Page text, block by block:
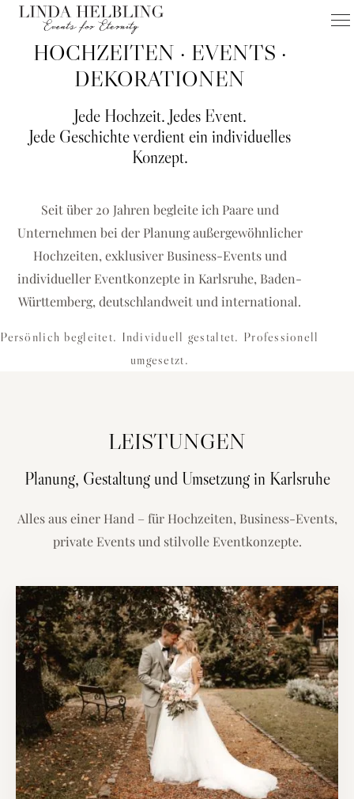
FÜR KARLSRUHE & UMGEBUNG
HOCHZEITEN
EVENTS
DEKORATIONEN
Hochzeitsplanerin Karlsruhe & Eventagentur für einzigartige
HOCHZEIT PLANEN
HOCHZEITEN · EVENTS ·
DEKORATIONEN
Jede Hochzeit. Jedes Event.
Jede Geschichte verdient ein individuelles
Konzept.
Seit über 20 Jahren begleite ich Paare und
Unternehmen bei der Planung außergewöhnlicher
Hochzeiten, exklusiver Business-Events und
individueller Eventkonzepte in Karlsruhe, Baden-
Württemberg, deutschlandweit und international.
Persönlich begleitet. Individuell gestaltet. Professionell
umgesetzt.
LEISTUNGEN
Planung, Gestaltung und Umsetzung in Karlsruhe
Alles aus einer Hand – für Hochzeiten, Business-Events,
private Events und stilvolle Eventkonzepte.